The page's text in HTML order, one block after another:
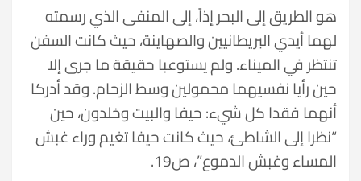
هو الطريق إلى البحر إذاً، إلى المنفى الذي رسمته
لهما أيدي البريطانيين والصهاينة، حيث كانت السفن
تنتظر في الميناء. ولم يستوعبا حقيقة ما جرى إلا
حين رأيا نفسيهما محمولين وسط الزحام. وقد أدركا
أنهما فقدا كل شيء: حيفا والبيت وخلدون، حين
“نظرا إلى الشاطئ، حيث كانت حيفا تغيم وراء غبش
المساء وغبش الدموع”، ص19.